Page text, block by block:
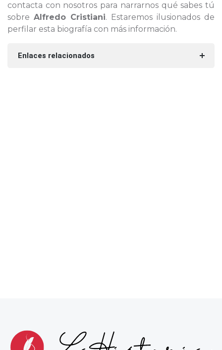
contacta con nosotros para narrarnos qué sabes tú
sobre Alfredo Cristiani. Estaremos ilusionados de
perfilar esta biografía con más información.
Enlaces relacionados